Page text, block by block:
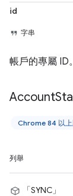
id
字串
帳戶的專屬 ID
Account
Chrome 84 以
列舉
「SYNC」